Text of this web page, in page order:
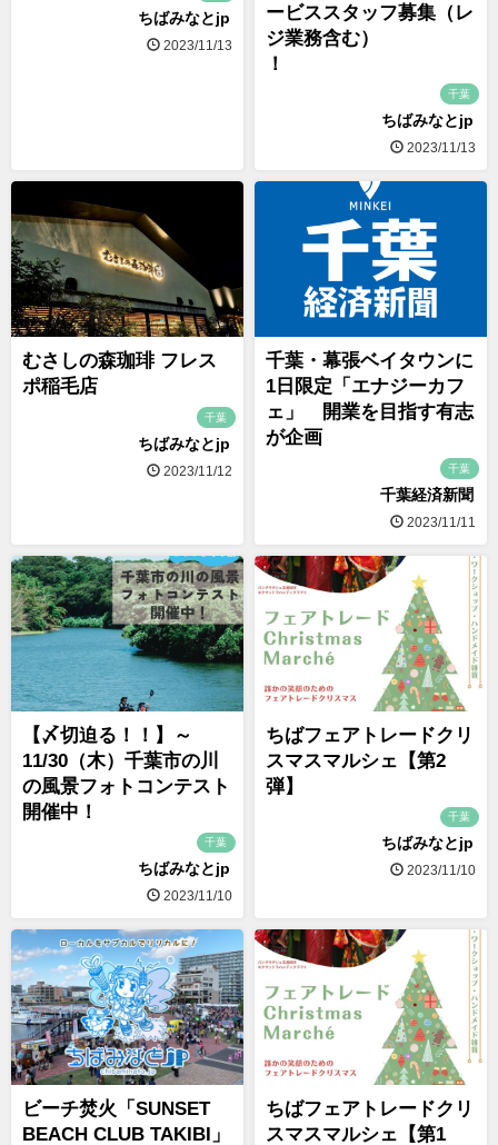
ちばみなとjp
2023/11/13
ービススタッフ募集（レ
ジ業務含む）
！
千葉
ちばみなとjp
2023/11/13
むさしの森珈琲 フレス
ポ稲毛店
千葉
ちばみなとjp
2023/11/12
千葉・幕張ベイタウンに
1日限定「エナジーカフ
ェ」 開業を目指す有志
が企画
千葉
千葉経済新聞
2023/11/11
【〆切迫る！！】～
11/30（木）千葉市の川
の風景フォトコンテスト
開催中！
千葉
ちばみなとjp
2023/11/10
ちばフェアトレードクリ
スマスマルシェ【第2
弾】
千葉
ちばみなとjp
2023/11/10
ビーチ焚火「SUNSET
BEACH CLUB TAKIBI」
ちばフェアトレードクリ
スマスマルシェ【第1